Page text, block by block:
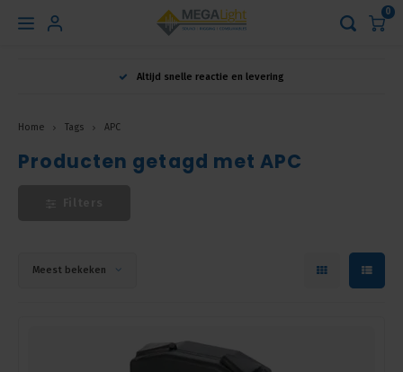
Hoofdmenu
Nederlands
Français
0
Altijd snelle reactie en levering
Home Tags APC
Producten getagd met APC
Meest bekeken